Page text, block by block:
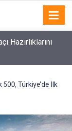
Hazırlıklarını
500, Türkiye’de İlk